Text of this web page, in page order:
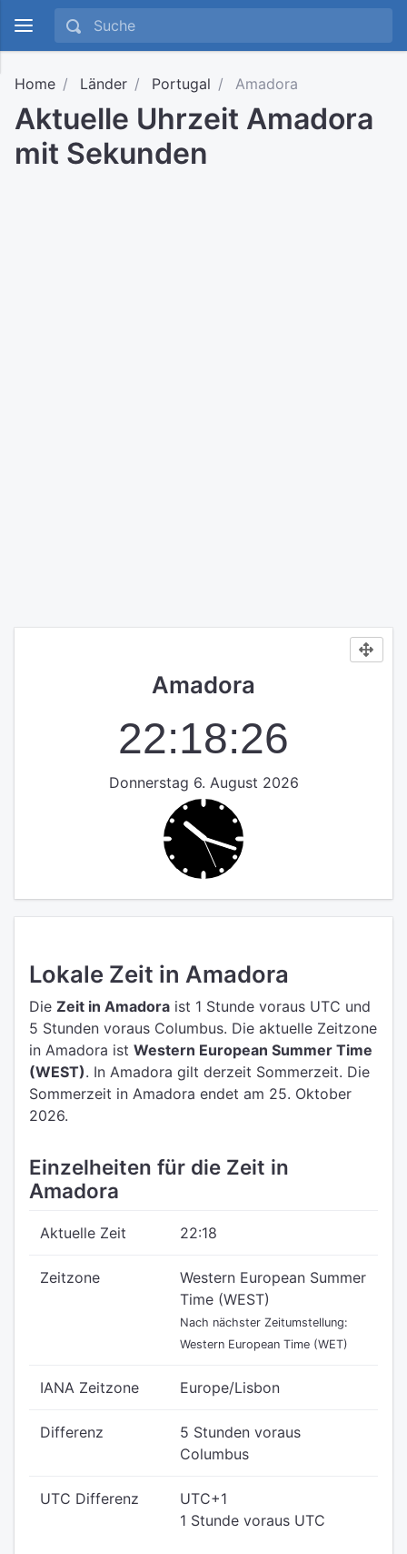
Home Länder Portugal Amadora
Aktuelle Uhrzeit Amadora
mit Sekunden
Amadora
22:18:26
Donnerstag 6. August 2026
Lokale Zeit in Amadora
Die Zeit in Amadora ist 1 Stunde voraus UTC und
5 Stunden voraus Columbus. Die aktuelle Zeitzone
in Amadora ist Western European Summer Time
(WEST). In Amadora gilt derzeit Sommerzeit. Die
Sommerzeit in Amadora endet am 25. Oktober
2026.
Einzelheiten für die Zeit in
Amadora
Aktuelle Zeit 22:18
Zeitzone
Western European Summer
Time (WEST)
Nach nächster Zeitumstellung:
Western European Time (WET)
IANA Zeitzone Europe/Lisbon
Differenz
5 Stunden voraus
Columbus
UTC Differenz
UTC+1
1 Stunde voraus UTC